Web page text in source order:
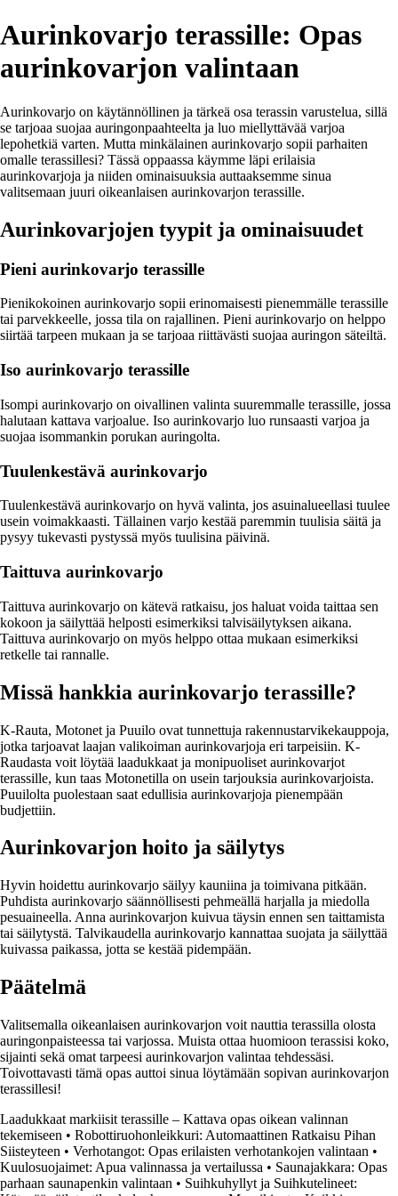
Aurinkovarjo terassille: Opas
aurinkovarjon valintaan
Aurinkovarjo on käytännöllinen ja tärkeä osa terassin varustelua, sillä
se tarjoaa suojaa auringonpaahteelta ja luo miellyttävää varjoa
lepohetkiä varten. Mutta minkälainen aurinkovarjo sopii parhaiten
omalle terassillesi? Tässä oppaassa käymme läpi erilaisia
aurinkovarjoja ja niiden ominaisuuksia auttaaksemme sinua
valitsemaan juuri oikeanlaisen aurinkovarjon terassille.
Aurinkovarjojen tyypit ja ominaisuudet
Pieni aurinkovarjo terassille
Pienikokoinen aurinkovarjo sopii erinomaisesti pienemmälle terassille
tai parvekkeelle, jossa tila on rajallinen. Pieni aurinkovarjo on helppo
siirtää tarpeen mukaan ja se tarjoaa riittävästi suojaa auringon säteiltä.
Iso aurinkovarjo terassille
Isompi aurinkovarjo on oivallinen valinta suuremmalle terassille, jossa
halutaan kattava varjoalue. Iso aurinkovarjo luo runsaasti varjoa ja
suojaa isommankin porukan auringolta.
Tuulenkestävä aurinkovarjo
Tuulenkestävä aurinkovarjo on hyvä valinta, jos asuinalueellasi tuulee
usein voimakkaasti. Tällainen varjo kestää paremmin tuulisia säitä ja
pysyy tukevasti pystyssä myös tuulisina päivinä.
Taittuva aurinkovarjo
Taittuva aurinkovarjo on kätevä ratkaisu, jos haluat voida taittaa sen
kokoon ja säilyttää helposti esimerkiksi talvisäilytyksen aikana.
Taittuva aurinkovarjo on myös helppo ottaa mukaan esimerkiksi
retkelle tai rannalle.
Missä hankkia aurinkovarjo terassille?
K-Rauta, Motonet ja Puuilo ovat tunnettuja rakennustarvikekauppoja,
jotka tarjoavat laajan valikoiman aurinkovarjoja eri tarpeisiin. K-
Raudasta voit löytää laadukkaat ja monipuoliset aurinkovarjot
terassille, kun taas Motonetilla on usein tarjouksia aurinkovarjoista.
Puuilolta puolestaan saat edullisia aurinkovarjoja pienempään
budjettiin.
Aurinkovarjon hoito ja säilytys
Hyvin hoidettu aurinkovarjo säilyy kauniina ja toimivana pitkään.
Puhdista aurinkovarjo säännöllisesti pehmeällä harjalla ja miedolla
pesuaineella. Anna aurinkovarjon kuivua täysin ennen sen taittamista
tai säilytystä. Talvikaudella aurinkovarjo kannattaa suojata ja säilyttää
kuivassa paikassa, jotta se kestää pidempään.
Päätelmä
Valitsemalla oikeanlaisen aurinkovarjon voit nauttia terassilla olosta
auringonpaisteessa tai varjossa. Muista ottaa huomioon terassisi koko,
sijainti sekä omat tarpeesi aurinkovarjon valintaa tehdessäsi.
Toivottavasti tämä opas auttoi sinua löytämään sopivan aurinkovarjon
terassillesi!
Laadukkaat markiisit terassille – Kattava opas oikean valinnan
tekemiseen • Robottiruohonleikkuri: Automaattinen Ratkaisu Pihan
Siisteyteen • Verhotangot: Opas erilaisten verhotankojen valintaan •
Kuulosuojaimet: Apua valinnassa ja vertailussa • Saunajakkara: Opas
parhaan saunapenkin valintaan • Suihkuhyllyt ja Suihkutelineet: